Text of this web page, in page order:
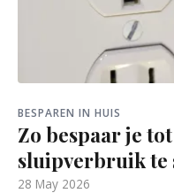
BESPAREN IN HUIS
Zo bespaar je
sluipverbruik te
28 May 2026